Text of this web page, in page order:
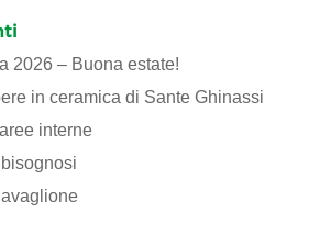
2026 – Buona estate!
in ceramica di Sante Ghinassi
interne